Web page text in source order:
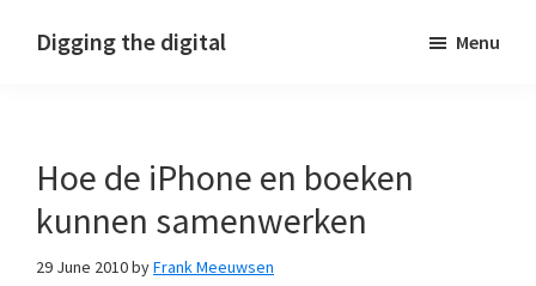
Digging the digital Menu
Hoe de iPhone en boeken
kunnen samenwerken
29 June 2010byFrank Meeuwsen